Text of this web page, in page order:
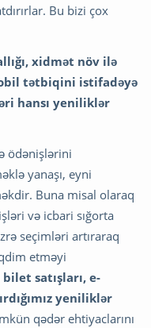
Bu bizi çox
xidmət növ ilə
tətbiqini istifadəyə
hansı yeniliklər
ödənişlərini
yanaşı, eyni
Buna misal olaraq
və icbari sığorta
seçimləri artıraraq
etməyi
satışları, e-
yeniliklər
qədər ehtiyaclarını